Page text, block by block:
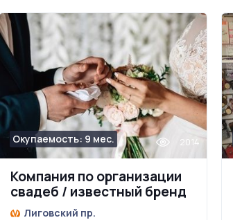
Компания по организации
свадеб / известный бренд
Окупаемость: 9 мес. 2014
Лиговский пр.